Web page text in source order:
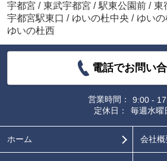
宇都宮 / 東武宇都宮 / 駅東公園前 / 東
宇都宮駅東口 / ゆいの杜中央 / ゆいの
ゆいの杜西
電話でお問い
営業時間：
9:00 -
定休日：
毎週水曜
ホーム 会社概